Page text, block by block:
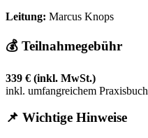
Leitung: Marcus Knops
💰 Teilnahmegebühr
339 € (inkl. MwSt.)
inkl. umfangreichem
📌 Wichtige Hinweise